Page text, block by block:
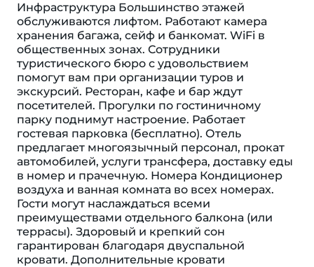
Инфраструктура Большинство этажей
обслуживаются лифтом. Работают камера
хранения багажа, сейф и банкомат. WiFi в
общественных зонах. Сотрудники
туристического бюро с удовольствием
помогут вам при организации туров и
экскурсий. Ресторан, кафе и бар ждут
посетителей. Прогулки по гостиничному
парку поднимут настроение. Работает
гостевая парковка (бесплатно). Отель
предлагает многоязычный персонал, прокат
автомобилей, услуги трансфера, доставку еды
в номер и прачечную. Номера Кондиционер
воздуха и ванная комната во всех номерах.
Гости могут наслаждаться всеми
преимуществами отдельного балкона (или
террасы). Здоровый и крепкий сон
гарантирован благодаря двуспальной
кровати. Дополнительные кровати